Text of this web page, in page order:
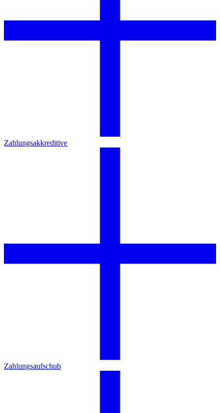
Zahlungsakkreditive
Zahlungsaufschub